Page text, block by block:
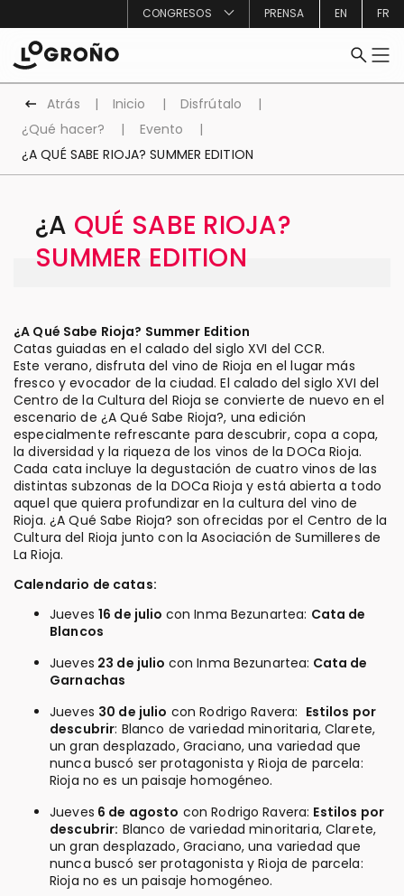
CONGRESOS PRENSA EN FR
Atrás Inicio
Disfrútalo
¿Qué hacer?
Evento
¿A QUÉ SABE RIOJA? SUMMER EDITION
¿A QUÉ SABE RIOJA?
SUMMER EDITION
¿A Qué Sabe Rioja? Summer Edition
Catas guiadas en el calado del siglo XVI del CCR.
Este verano, disfruta del vino de Rioja en el lugar más
fresco y evocador de la ciudad. El calado del siglo XVI del
Centro de la Cultura del Rioja se convierte de nuevo en el
escenario de ¿A Qué Sabe Rioja?, una edición
especialmente refrescante para descubrir, copa a copa,
la diversidad y la riqueza de los vinos de la DOCa Rioja.
Cada cata incluye la degustación de cuatro vinos de las
distintas subzonas de la DOCa Rioja y está abierta a todo
aquel que quiera profundizar en la cultura del vino de
Rioja. ¿A Qué Sabe Rioja? son ofrecidas por el Centro de la
Cultura del Rioja junto con la Asociación de Sumilleres de
La Rioja.
Calendario de catas:
Jueves 16 de julio con Inma Bezunartea: Cata de
Blancos
Jueves 23 de julio con Inma Bezunartea: Cata de
Garnachas
Jueves 30 de julio con Rodrigo Ravera: Estilos por
descubrir: Blanco de variedad minoritaria, Clarete,
un gran desplazado, Graciano, una variedad que
nunca buscó ser protagonista y Rioja de parcela:
Rioja no es un paisaje homogéneo.
Jueves 6 de agosto con Rodrigo Ravera: Estilos por
descubrir: Blanco de variedad minoritaria, Clarete,
un gran desplazado, Graciano, una variedad que
nunca buscó ser protagonista y Rioja de parcela:
Rioja no es un paisaje homogéneo.